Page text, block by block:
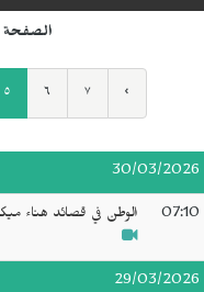
الصفحة ٥ / ٧٣
٥ ٦ ٧ ›
30/03/2026
07:10 الوطن في قصائد هناء
29/03/2026